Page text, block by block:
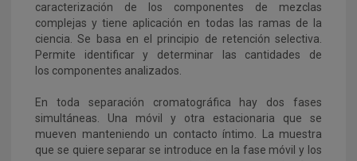
caracterización de los componentes de mezclas
complejas y tiene aplicación en todas las ramas de la
ciencia. Se basa en el principio de retención selectiva.
Permite identificar y determinar las cantidades de
los componentes analizados.
En toda separación cromatográfica hay dos fases
simultáneas. Una móvil y otra estacionaria que se
mueven manteniendo un contacto íntimo. La muestra
que se quiere separar se introduce en la fase móvil y los